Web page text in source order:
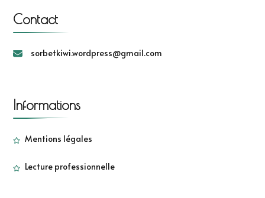
Contact
sorbetkiwi.wordpress@gmail.com
Informations
Mentions légales
Lecture professionnelle